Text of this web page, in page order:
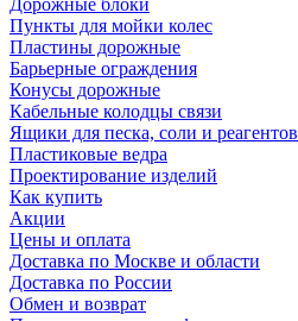
Дорожные блоки
Пункты для мойки колес
Пластины дорожные
Барьерные ограждения
Конусы дорожные
Кабельные колодцы связи
Ящики для песка, соли и реагентов
Пластиковые ведра
Проектирование изделий
Как купить
Акции
Цены и оплата
Доставка по Москве и области
Доставка по России
Обмен и возврат